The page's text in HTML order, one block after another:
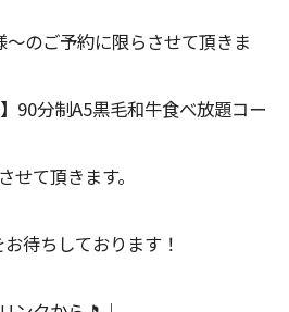
のご予約に限らさせて頂きま
90分制A5黒毛和牛食べ放題コー
て頂きます。
待ちしております！